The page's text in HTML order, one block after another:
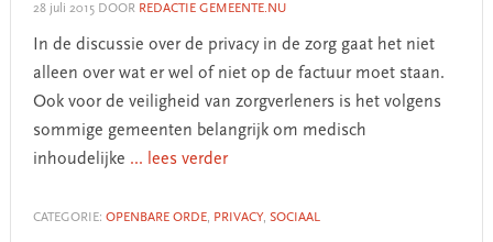
28 juli 2015DOOR REDACTIE GEMEENTE.NU
In de discussie over de privacy in de zorg gaat het niet
alleen over wat er wel of niet op de factuur moet staan.
Ook voor de veiligheid van zorgverleners is het volgens
sommige gemeenten belangrijk om medisch
inhoudelijke ... lees verder
CATEGORIE: OPENBARE ORDE, PRIVACY, SOCIAAL